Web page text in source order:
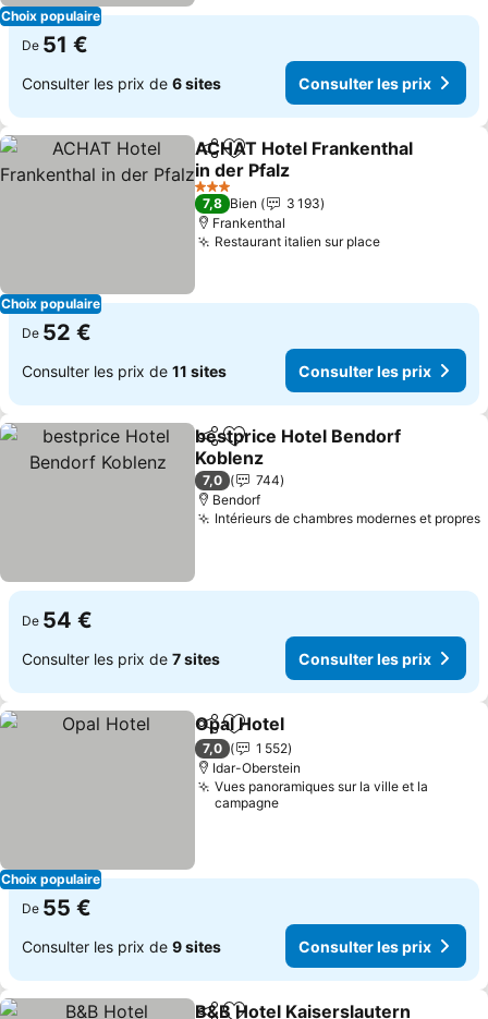
Choix populaire
De 51 €
Consulter les prix de 6 sites Consulter les prix
Choix populaire
PartagerAjouter à mes favoris
ACHAT Hotel Frankenthal
in der Pfalz
Consulter les prix
3 Étoiles
7,8 Bien
3 193
Frankenthal
Restaurant italien sur placeConsulter
De 52 €
Consulter les prix de 11 sites Consulter les prix
PartagerAjouter à mes favoris
bestprice Hotel Bendorf
Koblenz
Consulter les prix
7,0
744
Bendorf
Intérieurs de chambres modernes et propres
De 54 €
Consulter les prix de 7 sites Consulter les prix
Choix populaire
PartagerAjouter à mes favoris
Opal Hotel
7,0
1 552
Idar-Oberstein
Vues panoramiques sur la ville et la
campagne
De 55 €
Consulter les prix de 9 sites Consulter les prix
B&B Hotel Kaiserslautern